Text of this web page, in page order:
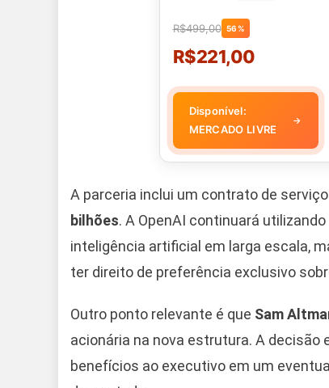
R$499,00 56%
R$221,00
Disponível:
MERCADO LIVRE
→
A parceria inclui um contrato de
bilhões. A OpenAI continuará
inteligência artificial em larga escala,
ter direito de preferência exclusivo
Outro ponto relevante é que Sam
acionária na nova estrutura. A
benefícios ao executivo em um